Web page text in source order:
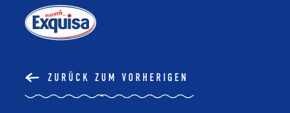
ZURÜCK ZUM VORHERIGEN